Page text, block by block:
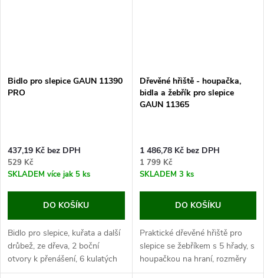
Bidlo pro slepice GAUN 11390
PRO
437,19 Kč bez DPH
529 Kč
SKLADEM více jak 5 ks
DO KOŠÍKU
Bidlo pro slepice, kuřata a další
drůbež, ze dřeva, 2 boční
otvory k přenášení, 6 kulatých
tyček k sezení, rozměry
Dřevěné hřiště - houpačka,
bidla a žebřík pro slepice
GAUN 11365
1 486,78 Kč bez DPH
1 799 Kč
SKLADEM 3 ks
DO KOŠÍKU
Praktické dřevěné hřiště pro
slepice se žebříkem s 5 hřady, s
houpačkou na hraní, rozměry
60x104,5x85 cm.